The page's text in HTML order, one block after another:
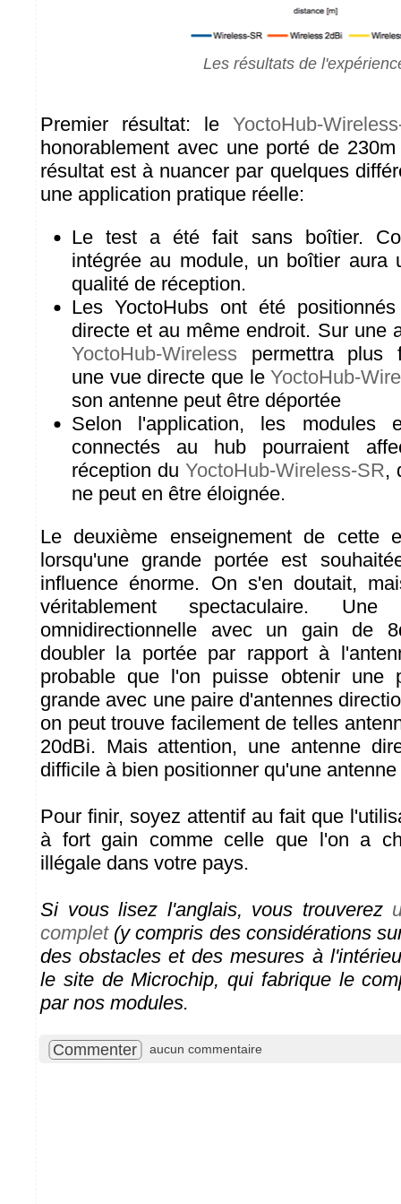
Les résultats de
Premier résultat: le YoctoHub-
honorablement avec une porté de
résultat est à nuancer par quelques
une application pratique réelle:
Le test a été fait sans boîtier.
intégrée au module, un boîtier aura
qualité de réception.
Les YoctoHubs ont été
directe et au même endroit. Sur une
YoctoHub-Wireless permettra plus
une vue directe que leYoctoHub-
son antenne peut être déportée
Selon l'application, les modules
connectés au hub pourraient
réception du YoctoHub-Wireless-SR,
ne peut en être éloignée.
Le deuxième enseignement de cette
lorsqu'une grande portée est
influence énorme. On s'en doutait,
véritablement spectaculaire.
omnidirectionnelle avec un gain de
doubler la portée par rapport à
probable que l'on puisse obtenir une
grande avec une paire d'antennes
on peut trouve facilement de telles
20dBi. Mais attention, une antenne
difficile à bien positionner qu'une
Pour finir, soyez attentif au fait que
à fort gain comme celle que l'on a
illégale dans votre pays.
Si vous lisez l'anglais, vous trouverez
complet(y compris des considérations
des obstacles et des mesures à
le site de Microchip, qui fabrique le
par nos modules.
Commenter aucun commentaire